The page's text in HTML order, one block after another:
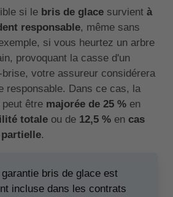
si le bris de glacesurvient à
responsable, même sans
si vous heurtez un arbre
provoquant la casse d'un
brise, votre assureur considérera
responsable. Dans ce cas, la
être majorée de 25 %en
totaleou de 12,5 %en cas
.
garantie bris de glace est
incluse dans les contrats